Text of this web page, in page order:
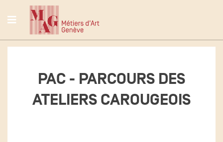
PAC - PARCOURS DES
ATELIERS CAROUGEOIS